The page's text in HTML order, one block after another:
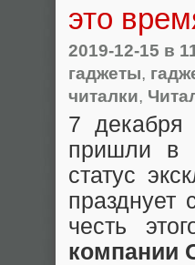
это
2019-12-15 в
гаджеты,
читалки,
7 декабря
пришли в
статус
празднует
честь
компании